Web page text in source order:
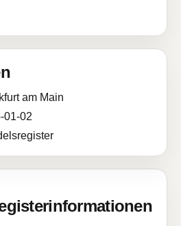
am Main
01-02